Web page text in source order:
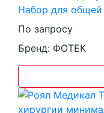
Набор для
По запросу
Бренд: ФОТЕК